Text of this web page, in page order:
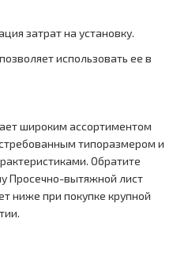
затрат на установку.
использовать ее в
широким ассортиментом
типоразмером и
Обратите
Просечно-вытяжной лист
ниже при покупке крупной